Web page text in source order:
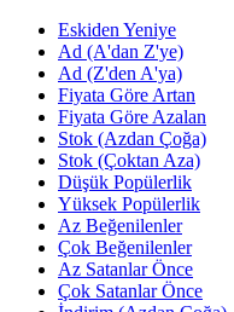
Eskiden Yeniye
Ad (A'dan Z'ye)
Ad (Z'den A'ya)
Fiyata Göre Artan
Fiyata Göre Azalan
Stok (Azdan Çoğa)
Stok (Çoktan Aza)
Düşük Popülerlik
Yüksek Popülerlik
Az Beğenilenler
Çok Beğenilenler
Az Satanlar Önce
Çok Satanlar Önce